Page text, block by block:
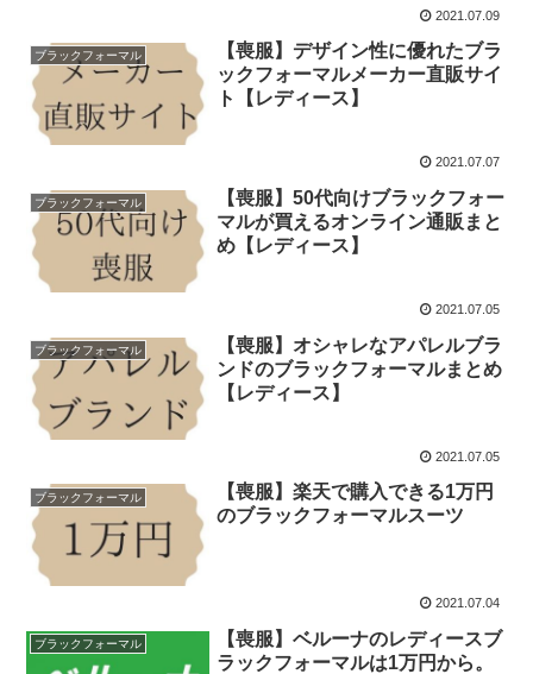
2021.07.09
ブラックフォーマル
【喪服】デザイン性に優れたブラ
ックフォーマルメーカー直販サイ
ト【レディース】
2021.07.07
ブラックフォーマル
【喪服】50代向けブラックフォー
マルが買えるオンライン通販まと
め【レディース】
2021.07.05
ブラックフォーマル
【喪服】オシャレなアパレルブラ
ンドのブラックフォーマルまとめ
【レディース】
2021.07.05
ブラックフォーマル
【喪服】楽天で購入できる1万円
のブラックフォーマルスーツ
2021.07.04
ブラックフォーマル
【喪服】ベルーナのレディースブ
ラックフォーマルは1万円から。